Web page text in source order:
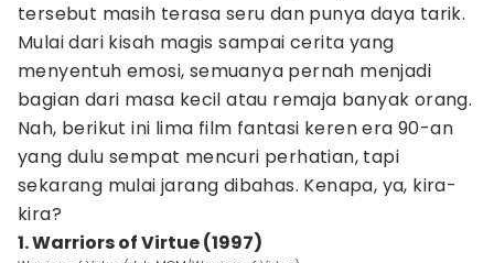
tersebut masih terasa seru dan punya daya tarik.
Mulai dari kisah magis sampai cerita yang
menyentuh emosi, semuanya pernah menjadi
bagian dari masa kecil atau remaja banyak orang.
Nah, berikut ini lima film fantasi keren era 90-an
yang dulu sempat mencuri perhatian, tapi
sekarang mulai jarang dibahas. Kenapa, ya, kira-
kira?
1. Warriors of Virtue (1997)